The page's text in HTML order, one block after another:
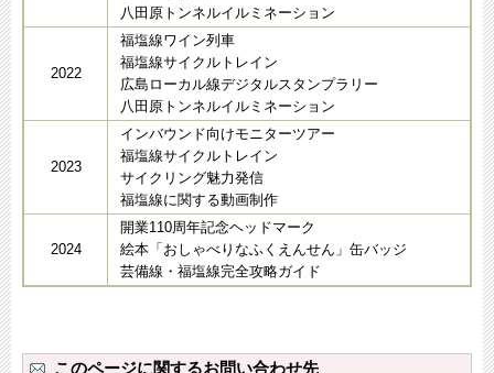
八田原トンネルイルミネーション
2022
福塩線ワイン列車
福塩線サイクルトレイン
広島ローカル線デジタルスタンプラリー
八田原トンネルイルミネーション
2023
インバウンド向けモニターツアー
福塩線サイクルトレイン
サイクリング魅力発信
福塩線に関する動画制作
2024
開業110周年記念ヘッドマーク
絵本「おしゃべりなふくえんせん」缶バッジ
芸備線・福塩線完全攻略ガイド
このページに関するお問い合わせ先